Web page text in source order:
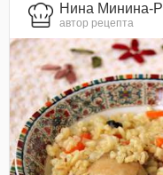
Нина Минина-Р
автор рецепта